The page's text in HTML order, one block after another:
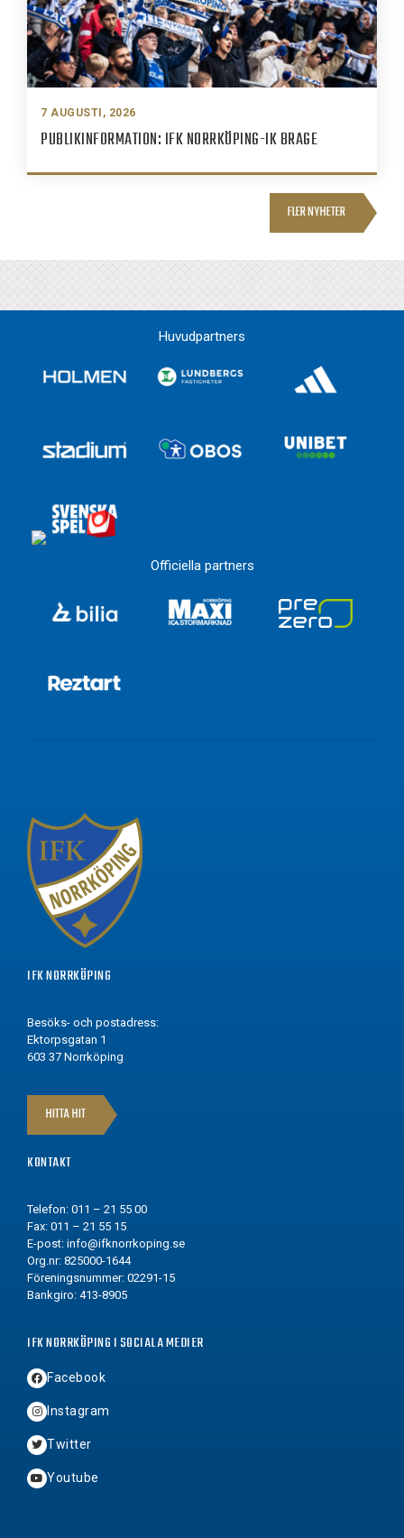
7 AUGUSTI, 2026
PUBLIKINFORMATION: IFK NORRKÖPING-IK BRAGE
FLER NYHETER
Huvudpartners
Officiella partners
IFK NORRKÖPING
Besöks- och postadress:
Ektorpsgatan 1
603 37 Norrköping
HITTA HIT
KONTAKT
Telefon: 011 – 21 55 00
Fax: 011 – 21 55 15
E-post: info@ifknorrkoping.se
Org.nr: 825000-1644
Föreningsnummer: 02291-15
Bankgiro: 413-8905
IFK NORRKÖPING I SOCIALA MEDIER
Facebook
Instagram
Twitter
Youtube